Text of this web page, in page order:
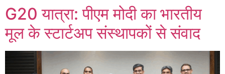
G20 यात्रा: पीएम मोदी का भारतीय
मूल के स्टार्टअप संस्थापकों से संवाद